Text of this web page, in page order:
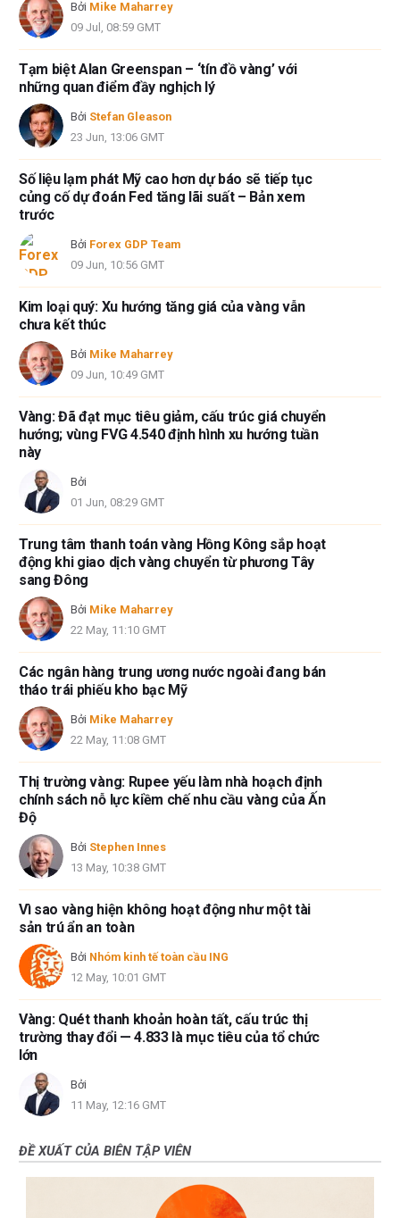
cập trong bài viết này và không có quan hệ kinh doanh với bất kỳ công ty
nào được đề cập. Tác giả không nhận được tiền công cho việc viết bài
này, ngoài từ FXStreet.
FXStreet và tác giả không cung cấp các đề xuất được cá nhân hóa. Tác
giả không cam đoan về tính chính xác, đầy đủ hoặc phù hợp của thông
tin này. FXStreet và tác giả sẽ không chịu trách nhiệm về bất kỳ sai sót,
thiếu sót hoặc bất kỳ tổn thất, thương tích hoặc thiệt hại nào phát sinh từ
thông tin này và việc hiển thị hoặc sử dụng thông tin này. Ngoại trừ các
Tác giả và FXStreet không phải là các cố vấn đầu tư đã đăng ký và không
có nội dung nào trong bài viết này nhằm mục đích tư vấn đầu tư.
Bởi Mike Maharrey
09 Jul, 08:59 GMT
Tạm biệt Alan Greenspan – ‘tín đồ vàng’ với
những quan điểm đầy nghịch lý
Bởi Stefan Gleason
23 Jun, 13:06 GMT
Số liệu lạm phát Mỹ cao hơn dự báo sẽ tiếp tục
củng cố dự đoán Fed tăng lãi suất – Bản xem
trước
Bởi Forex GDP Team
09 Jun, 10:56 GMT
Kim loại quý: Xu hướng tăng giá của vàng vẫn
chưa kết thúc
Bởi Mike Maharrey
09 Jun, 10:49 GMT
Vàng: Đã đạt mục tiêu giảm, cấu trúc giá chuyển
hướng; vùng FVG 4.540 định hình xu hướng tuần
này
Bởi
01 Jun, 08:29 GMT
Trung tâm thanh toán vàng Hồng Kông sắp hoạt
động khi giao dịch vàng chuyển từ phương Tây
sang Đông
Bởi Mike Maharrey
22 May, 11:10 GMT
Các ngân hàng trung ương nước ngoài đang bán
tháo trái phiếu kho bạc Mỹ
Bởi Mike Maharrey
22 May, 11:08 GMT
Thị trường vàng: Rupee yếu làm nhà hoạch định
chính sách nỗ lực kiềm chế nhu cầu vàng của Ấn
Độ
Bởi Stephen Innes
13 May, 10:38 GMT
Vì sao vàng hiện không hoạt động như một tài
sản trú ẩn an toàn
Bởi Nhóm kinh tế toàn cầu ING
12 May, 10:01 GMT
Vàng: Quét thanh khoản hoàn tất, cấu trúc thị
trường thay đổi — 4.833 là mục tiêu của tổ chức
lớn
Bởi
11 May, 12:16 GMT
ĐỀ XUẤT CỦA BIÊN TẬP VIÊN